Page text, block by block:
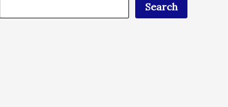
Search